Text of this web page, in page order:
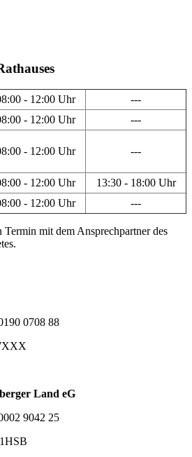
- 12:00 Uhr
---
- 12:00 Uhr ---
- 12:00 Uhr ---
- 12:00 Uhr
13:30 - 18:00 Uhr
- 12:00 Uhr ---
Termin mit dem Ansprechpartner des
0708 88
Land eG
9042 25